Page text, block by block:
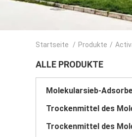
Startseite / Produkte /
ALLE PRODUKTE
Molekularsieb-